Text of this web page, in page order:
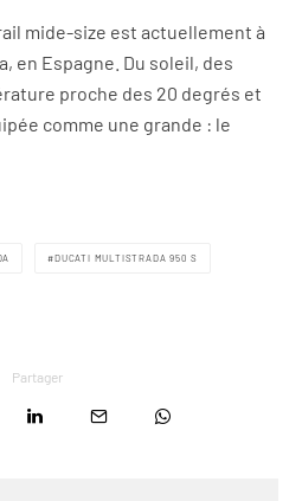
mide-size est actuellement à
en Espagne. Du soleil, des
proche des 20 degrés et
comme une grande : le
DUCATI MULTISTRADA 950 S
Partager